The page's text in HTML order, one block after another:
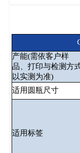
产能(需依客户样
品、打印与检测方
以实测为准)
适用圆瓶尺寸
适用标签